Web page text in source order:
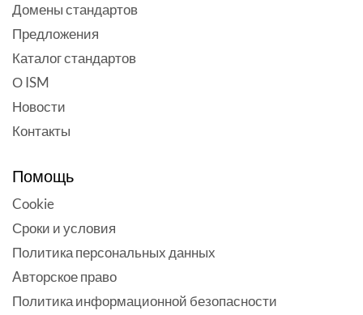
Домены стандартов
Предложения
Каталог стандартов
О ISM
Новости
Контакты
Помощь
Cookie
Сроки и условия
Политика персональных данных
Aвторское право
Политика информационной безопасности